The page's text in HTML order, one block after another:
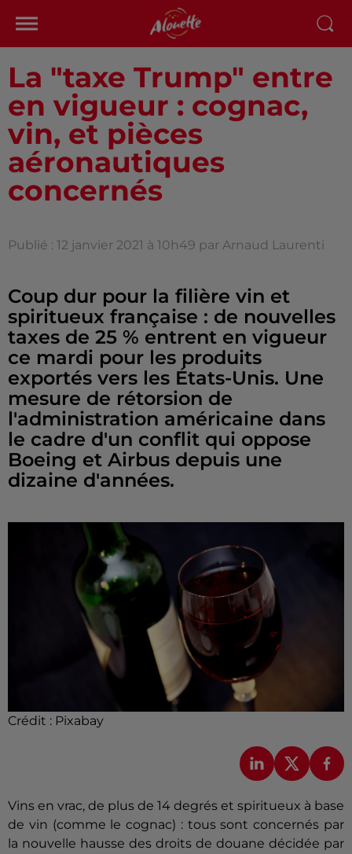
La "taxe Trump" entre
en vigueur : cognac,
vin, et pièces
aéronautiques
concernés
Publié : 12 janvier 2021 à 10h49 par Arnaud Laurenti
Coup dur pour la filière vin et
spiritueux française : de nouvelles
taxes de 25 % entrent en vigueur
ce mardi pour les produits
exportés vers les États-Unis. Une
mesure de rétorsion de
l'administration américaine dans
le cadre d'un conflit qui oppose
Boeing et Airbus depuis une
dizaine d'années.
Crédit : Pixabay
Vins en vrac, de plus de 14 degrés et spiritueux à base
de vin (comme le cognac) : tous sont concernés par
la nouvelle hausse des droits de douane décidée par